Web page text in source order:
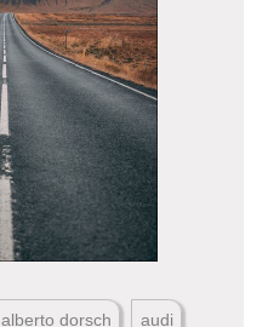
alberto dorsch audi